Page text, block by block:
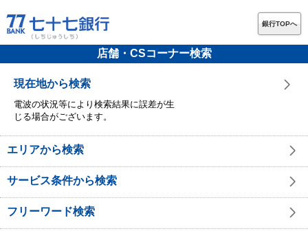
銀行TOPへ
店舗・CSコーナー検索
現在地から検索
電波の状況等により検索結果に誤差が生
じる場合がございます。
エリアから検索
サービス条件から検索
フリーワード検索